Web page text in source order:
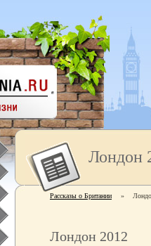
Лондон
Рассказы о Британии »
Лондон 2012